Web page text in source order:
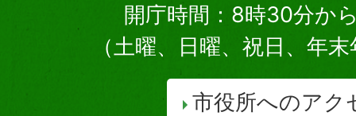
開庁時間：8時30分か
（土曜、日曜、祝日、年
市役所へのアク